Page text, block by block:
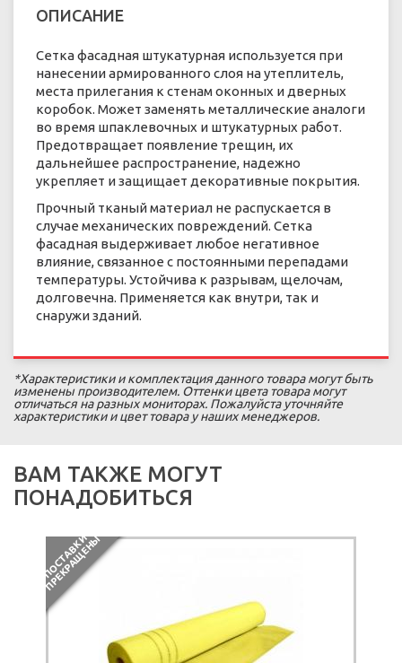
ОПИСАНИЕ
Сетка фасадная штукатурная используется при
нанесении армированного слоя на утеплитель,
места прилегания к стенам оконных и дверных
коробок. Может заменять металлические аналоги
во время шпаклевочных и штукатурных работ.
Предотвращает появление трещин, их
дальнейшее распространение, надежно
укрепляет и защищает декоративные покрытия.
Прочный тканый материал не распускается в
случае механических повреждений. Сетка
фасадная выдерживает любое негативное
влияние, связанное с постоянными перепадами
температуры. Устойчива к разрывам, щелочам,
долговечна. Применяется как внутри, так и
снаружи зданий.
*Характеристики и комплектация данного товара могут быть
изменены производителем. Оттенки цвета товара могут
отличаться на разных мониторах. Пожалуйста уточняйте
характеристики и цвет товара у наших менеджеров.
ВАМ ТАКЖЕ МОГУТ
ПОНАДОБИТЬСЯ
П
О
С
Т
А
В
К
И
П
Р
Е
К
Р
А
Щ
Е
Н
Ы